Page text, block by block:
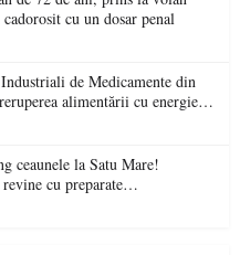
cu un dosar penal
de Medicamente din
alimentării cu energie
va pune în pericol
cu preparate
de renume